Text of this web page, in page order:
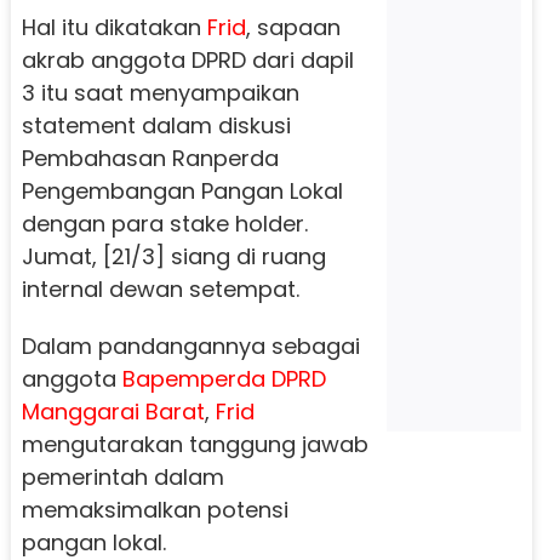
Hal itu dikatakan Frid, sapaan
akrab anggota DPRD dari dapil
3 itu saat menyampaikan
statement dalam diskusi
Pembahasan Ranperda
Pengembangan Pangan Lokal
dengan para stake holder.
Jumat, [21/3] siang di ruang
internal dewan setempat.
Dalam pandangannya sebagai
anggota Bapemperda DPRD
Manggarai Barat, Frid
mengutarakan tanggung jawab
pemerintah dalam
memaksimalkan potensi
pangan lokal.